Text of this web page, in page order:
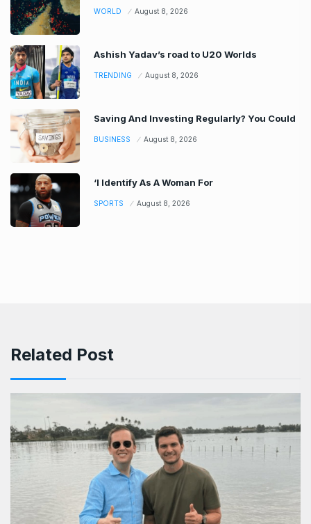
WORLD August 8, 2026
Ashish Yadav’s road to U20 Worlds
TRENDING August 8, 2026
Saving And Investing Regularly? You Could
BUSINESS August 8, 2026
‘I Identify As A Woman For
SPORTS August 8, 2026
Related Post